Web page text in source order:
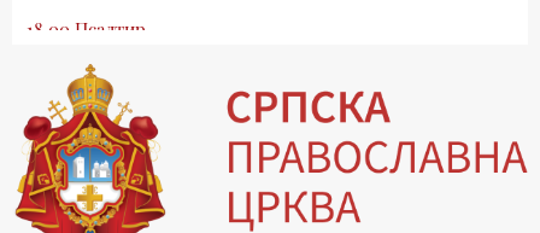
18.00 Псалтир
19.03 Млади у Цркви
19.30 Вечерње молитве
20.00 Вести из Цркве
20.15 Реч архијереја